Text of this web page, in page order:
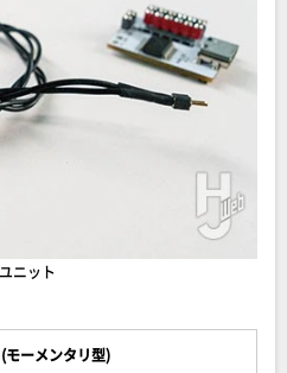
ニット
モーメンタリ型)